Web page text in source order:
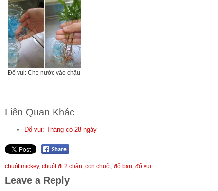
Đố vui: Cho nước vào chậu
Liên Quan Khác
Đố vui: Tháng có 28 ngày
chuột mickey, chuột đi 2 chân, con chuột, đố bạn, đố vui
Leave a Reply